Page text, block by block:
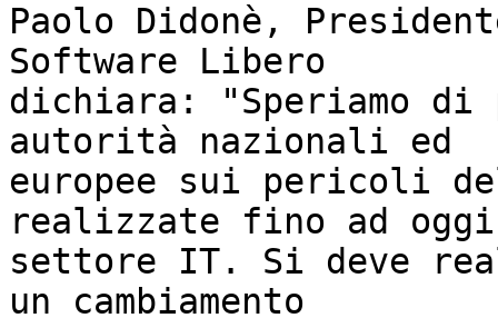
Paolo Didonè,
Software Libero
dichiara: "Speriamo
autorità nazionali ed
europee sui pericoli
realizzate fino ad
settore IT. Si deve
un cambiamento